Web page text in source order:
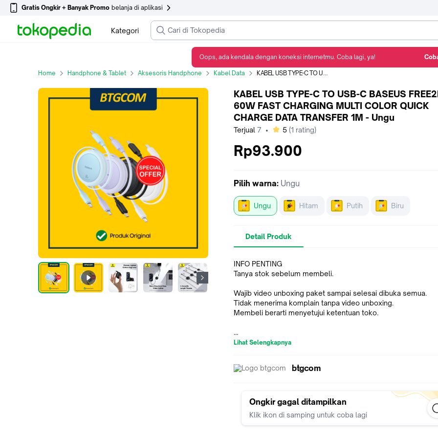
Gratis Ongkir + Banyak Promo belanja di aplikasi
Kategori
Home Handphone & Tablet Aksesoris Handphone Kabel Data KABEL USB TYPE-C TO USB-C BASEUS FREE2PULL 60W FAST CHARGING MULTI COLOR QUICK CHARGE DATA TRANSFER 1M - Ungu
KABEL USB TYPE-C TO USB-C BASEUS
60W FAST CHARGING MULTI COLOR QUICK
CHARGE DATA TRANSFER 1M - Ungu
Terjual 7 • bintang
5 (1 rating)
Rp93.900
Pilih warna: Ungu
Ungu Hitam Putih Biru
Detail Produk
INFO PENTING
Tanya stok sebelum membeli.
Wajib video unboxing paket sampai selesai dibuka semua.
Tidak menerima komplain tanpa video unboxing.
Membeli berarti menyetujui ketentuan toko.
USB C ke USB C yang dapat ditarik Baseus 100W memiliki
(12V / 5A) dengan adaptor pengiriman daya USB-C seperti
45W / 60W, dan sesuaikan kabel dengan kebutuhan Anda,
meter untuk berbagai memenuhi kebutuhan sehari-hari.
Lihat Selengkapnya
btgcom
Ongkir gagal ditampilkan
Klik ikon di samping untuk coba lagi
Oops, ada kendala dengan koneksi internetmu. Coba lagi, ya!